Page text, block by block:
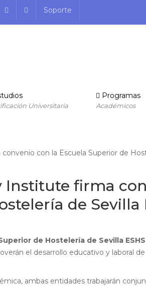
Soporte
Universitaria
Programas
Académicos
Institute firma
de Sevilla
de Hostelería de Sevilla ESHS
el desarrollo educativo y laboral
ambas entidades trabajarán